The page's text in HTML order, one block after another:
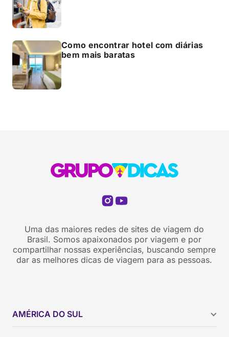
Como encontrar hotel com diárias
bem mais baratas
Uma das maiores redes de sites de viagem do
Brasil. Somos apaixonados por viagem e por
compartilhar nossas experiências, buscando sempre
dar as melhores dicas de viagem para as pessoas.
AMÉRICA DO SUL